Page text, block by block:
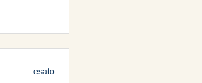
esato